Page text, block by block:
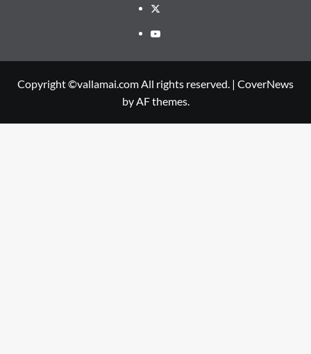
Twitter
Youtube
Copyright ©vallamai.com All rights reserved. | CoverNews
by AF themes.